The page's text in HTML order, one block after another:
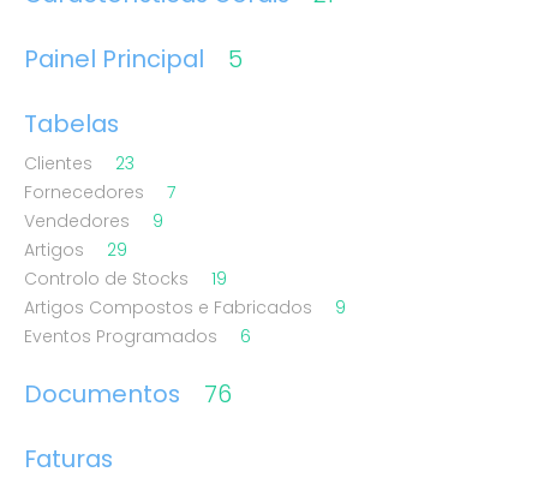
Painel Principal
5
Tabelas
Clientes
23
Fornecedores
7
Vendedores
9
Artigos
29
Controlo de Stocks
19
Artigos Compostos e Fabricados
9
Eventos Programados
6
Documentos
76
Faturas